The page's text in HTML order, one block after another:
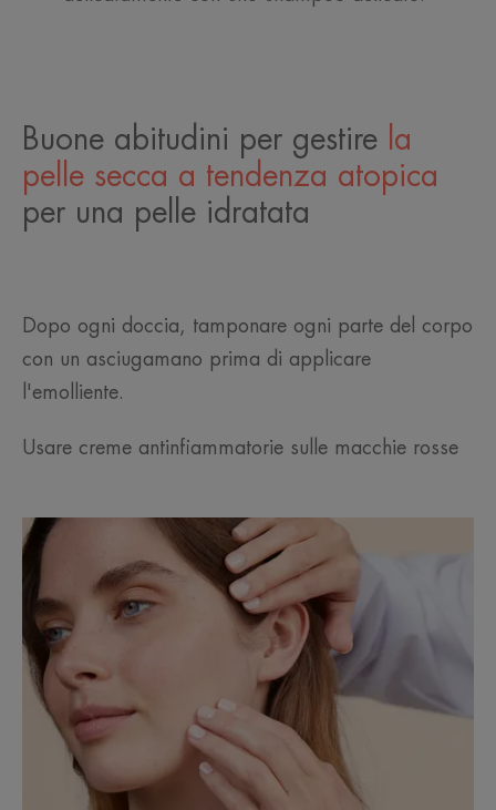
Buone abitudini per gestire la
pelle secca a tendenza atopica
per una pelle idratata
Dopo ogni doccia, tamponare ogni parte del corpo
con un asciugamano prima di applicare
l'emolliente.
Usare creme antinfiammatorie sulle macchie rosse